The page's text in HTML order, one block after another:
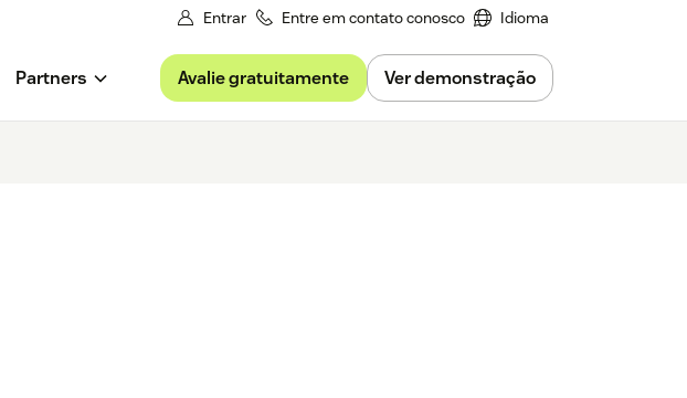
Entrar Entre em contato conosco Idioma
Partners Avalie gratuitamente Ver demonstração